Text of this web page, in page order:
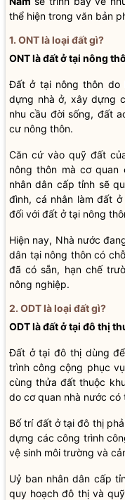
thể hiện trong văn bản
1. ONT là loại đất gì?
ONT là đất ở tại nông
Đất ở tại nông thôn do
dựng nhà ở, xây dựng
nhu cầu đời sống, đất
cư nông thôn.
Căn cứ vào quỹ đất
nông thôn mà cơ
nhân dân cấp tỉnh sẽ
đình, cá nhân làm đất
đối với đất ở tại nông
Hiện nay, Nhà nước
dân tại nông thôn có
đã có sẵn, hạn chế
nông nghiệp.
2. ODT là loại đất gì?
ODT là đất ở tại đô thị
Đất ở tại đô thị dùng
trình công cộng phục
cùng thửa đất thuộc
do cơ quan nhà nước
Bố trí đất ở tại đô thị
dựng các công trình
vệ sinh môi trường và
Uỷ ban nhân dân cấp
quy hoạch đô thị và